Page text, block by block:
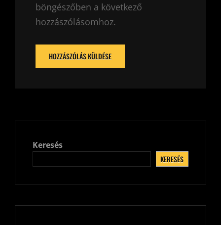
böngészőben a következő
hozzászólásomhoz.
Keresés
KERESÉS